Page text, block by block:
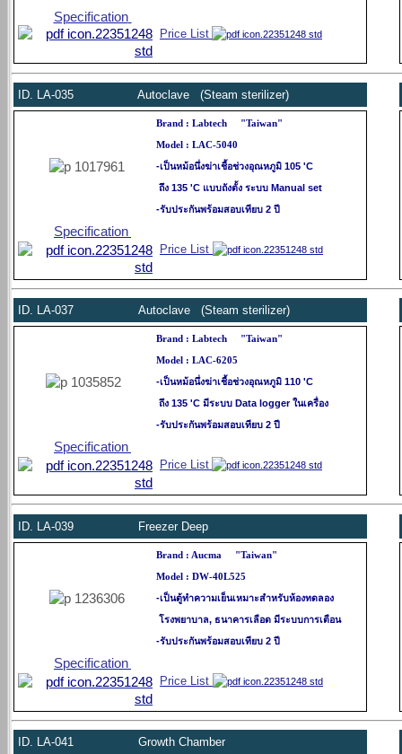
Specification
Price List
ID. LA-035 Autoclave (Steam sterilizer)
Brand : Labtech "Taiwan"
Model : LAC-5040
-เป็นหม้อนึ่งฆ่าเชื้อช่วงอุณหภูมิ 105 'C
ถึง 135 'C แบบถังตั้ง ระบบ Manual set
-รับประกันพร้อมสอบเทียบ 2 ปี
Specification
Price List
ID. LA-037 Autoclave (Steam sterilizer)
Brand : Labtech "Taiwan"
Model : LAC-6205
-เป็นหม้อนึ่งฆ่าเชื้อช่วงอุณหภูมิ 110 'C
ถึง 135 'C มีระบบ Data logger ในเครื่อง
-รับประกันพร้อมสอบเทียบ 2 ปี
Specification
Price List
ID. LA-039 Freezer Deep
Brand : Aucma "Taiwan"
Model : DW-40L525
-เป็นตู้ทำความเย็นเหมาะสำหรับห้องทดลอง
โรงพยาบาล, ธนาคารเลือด มีระบบการเตือน
-รับประกันพร้อมสอบเทียบ 2 ปี
Specification
Price List
ID. LA-041 Growth Chamber